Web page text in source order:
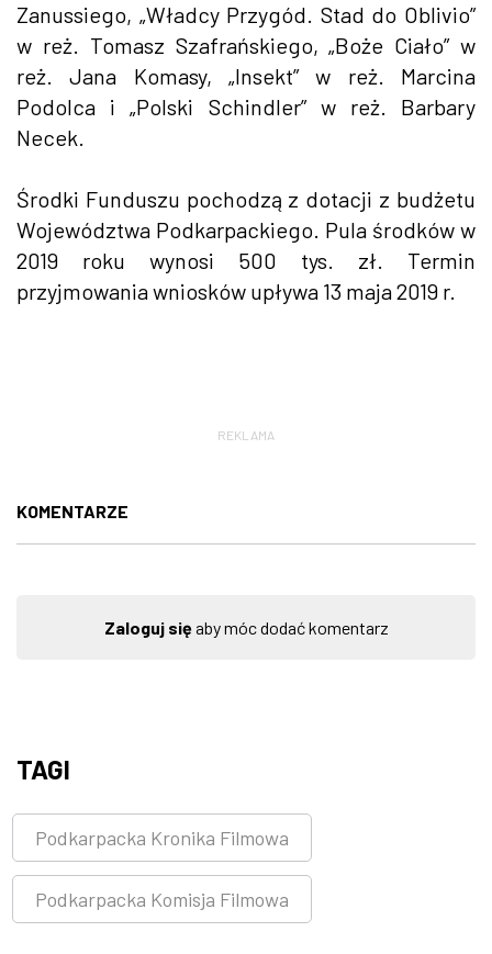
Zanussiego, „Władcy Przygód. Stad do Oblivio”
w reż. Tomasz Szafrańskiego, „Boże Ciało” w
reż. Jana Komasy, „Insekt” w reż. Marcina
Podolca i „Polski Schindler” w reż. Barbary
Necek.
Środki Funduszu pochodzą z dotacji z budżetu
Województwa Podkarpackiego. Pula środków w
2019 roku wynosi 500 tys. zł. Termin
przyjmowania wniosków upływa 13 maja 2019 r.
REKLAMA
KOMENTARZE
Zaloguj sięaby móc dodać komentarz
TAGI
Podkarpacka Kronika Filmowa
Podkarpacka Komisja Filmowa